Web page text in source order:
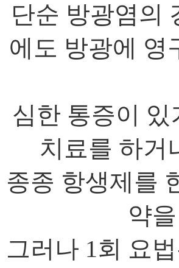
단순 방광염의
에도 방광에 영
심한 통증이
치료를 하거
종종 항생제를
약
그러나 1회 요